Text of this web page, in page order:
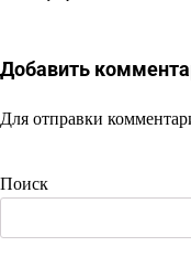
Добавить
Для отправки
Поиск